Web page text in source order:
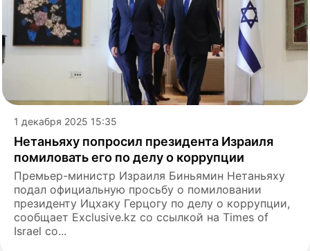
1 декабря 2025 15:35
Нетаньяху попросил президента Израиля
помиловать его по делу о коррупции
Премьер-министр Израиля Биньямин Нетаньяху
подал официальную просьбу о помиловании
президенту Ицхаку Герцогу по делу о коррупции,
сообщает Exclusive.kz со ссылкой на Times of
Israel со...